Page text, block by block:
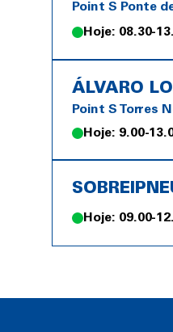
Point S Ponte
Hoje: 08.30-
ÁLVARO
Point S Torres
Hoje: 9.00-
Hoje: 09.00-